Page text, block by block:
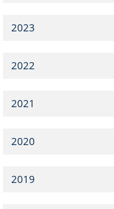
2023
2022
2021
2020
2019